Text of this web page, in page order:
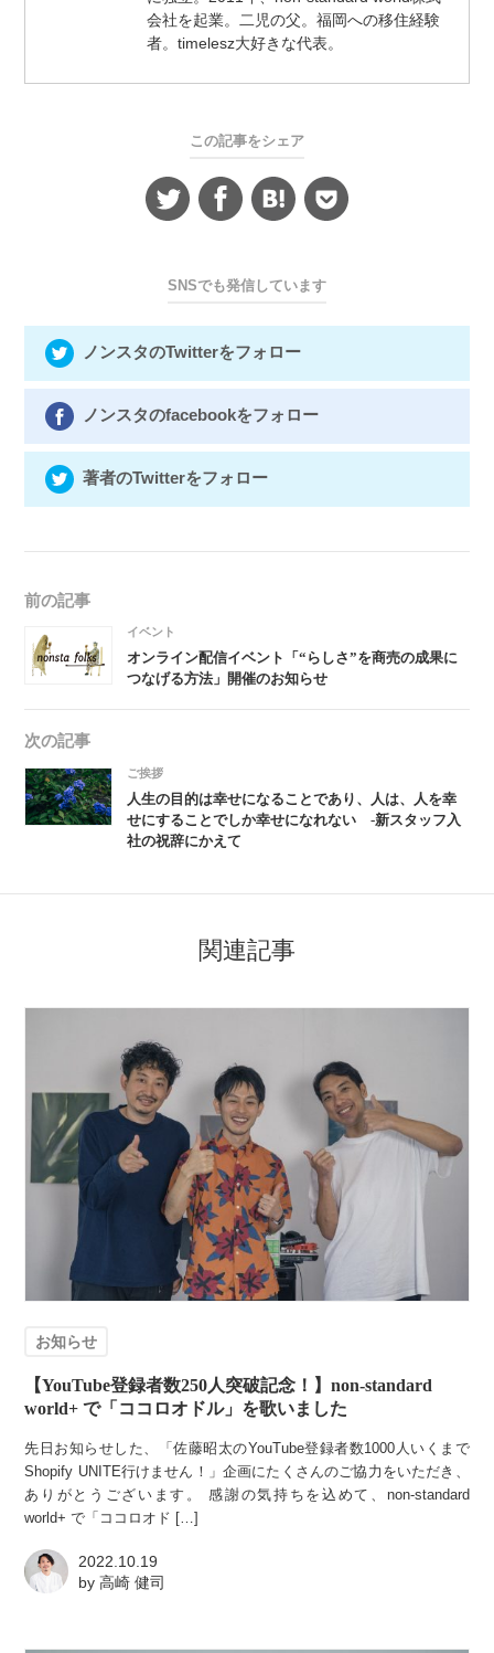
会社を起業。二児の父。福岡への移住経験
者。timelesz大好きな代表。
この記事をシェア
SNSでも発信しています
ノンスタのTwitterをフォロー
ノンスタのfacebookをフォロー
著者のTwitterをフォロー
前の記事
イベント
オンライン配信イベント「“らしさ”を商売の成果に
つなげる方法」開催のお知らせ
次の記事
ご挨拶
人生の目的は幸せになることであり、人は、人を幸
せにすることでしか幸せになれない -新スタッフ入
社の祝辞にかえて
関連記事
お知らせ
【YouTube登録者数250人突破記念！】non-standard
world+ で「ココロオドル」を歌いました
先日お知らせした、「佐藤昭太のYouTube登録者数1000人いくまで
Shopify UNITE行けません！」企画にたくさんのご協力をいただき、
ありがとうございます。 感謝の気持ちを込めて、non-standard
world+ で「ココロオド […]
2022.10.19
by高崎 健司